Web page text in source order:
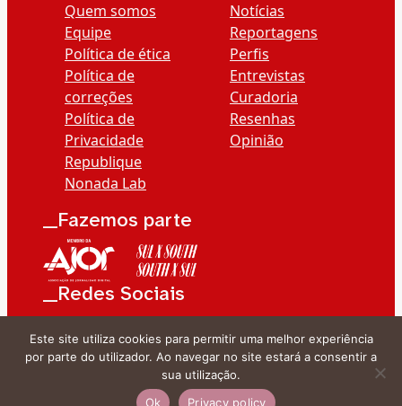
Quem somos
Equipe
Política de ética
Política de
correções
Política de
Privacidade
Republique
Nonada Lab
Notícias
Reportagens
Perfis
Entrevistas
Curadoria
Resenhas
Opinião
__Fazemos parte
__Redes Sociais
Este site utiliza cookies para permitir uma melhor experiência
por parte do utilizador. Ao navegar no site estará a consentir a
sua utilização.
Ok
Privacy policy